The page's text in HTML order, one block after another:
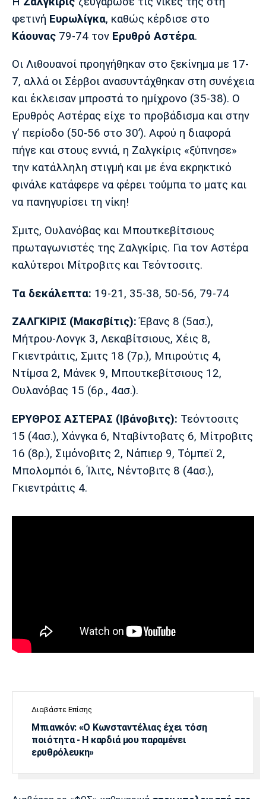
Πολιτισμός
Τραγούδια
Cine Spot
Media
Παρασκήνιο
Πρόγραμμα TV
Μπαρτσελόνα
Ρεάλ
Μαδρίτης
Ατλέτικο
Μαδρίτης
Μάντσεστερ
Γιουνάιτεντ
Τσέλσι
Λίβερπουλ
Μάντσεστερ
Γιουβέντους
Ίντερ Μίλαν Μπάγερν
Ντόρτμουντ
Ζερμέν
Μονακό Τότεναμ
φετινή Ευρωλίγκα, καθώς κέρδισε στο
Κάουνας 79-74 τον Ερυθρό Αστέρα.
Οι Λιθουανοί προηγήθηκαν στο ξεκίνημα με 17-
7, αλλά οι Σέρβοι ανασυντάχθηκαν στη συνέχεια
και έκλεισαν μπροστά το ημίχρονο (35-38). Ο
Ερυθρός Αστέρας είχε το προβάδισμα και στην
γ’ περίοδο (50-56 στο 30’). Αφού η διαφορά
πήγε και στους εννιά, η Ζαλγκίρις «ξύπνησε»
την κατάλληλη στιγμή και με ένα εκρηκτικό
φινάλε κατάφερε να φέρει τούμπα το ματς και
να πανηγυρίσει τη νίκη!
Σμιτς, Ουλανόβας και Μπουτκεβίτσιους
πρωταγωνιστές της Ζαλγκίρις. Για τον Αστέρα
καλύτεροι Μίτροβιτς και Τεόντοσιτς.
Τα δεκάλεπτα: 19-21, 35-38, 50-56, 79-74
ΖΑΛΓΚΙΡΙΣ (Μακσβίτις):Έβανς 8 (5ασ.),
Μήτρου-Λονγκ 3, Λεκαβίτσιους, Χέις 8,
Γκιεντράιτις, Σμιτς 18 (7ρ.), Μπιρούτις 4,
Ντίμσα 2, Μάνεκ 9, Μπουτκεβίτσιους 12,
Ουλανόβας 15 (6ρ., 4ασ.).
ΕΡΥΘΡΟΣ ΑΣΤΕΡΑΣ (Ιβάνοβιτς): Τεόντοσιτς
15 (4ασ.), Χάνγκα 6, Νταβίντοβατς 6, Μίτροβιτς
16 (8ρ.), Σιμόνοβιτς 2, Νάπιερ 9, Τόμπεϊ 2,
Μπολομπόι 6, Ίλιτς, Νέντοβιτς 8 (4ασ.),
Γκιεντράιτις 4.
Διαβάστε Επίσης
Μπιανκόν: «Ο Κωνσταντέλιας έχει τόση
ποιότητα - Η καρδιά μου παραμένει
ερυθρόλευκη»